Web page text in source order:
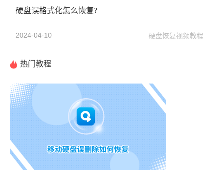
硬盘误格式化怎么恢复?
2024-04-10 硬盘恢复视频教程
热门教程